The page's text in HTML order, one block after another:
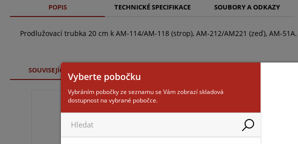
POPIS TECHNICKÉ SPECIFIKACE SOUBORY A ODKAZY
Prodlužovací trubka 20 cm k AM-114/AM-118 (strop), AM-212/AM221 (zeď), AM-51A.
SOUVISEJÍCÍ ZBOŽÍ
AM-114
Vyberte pobočku
Vybráním pobočky ze seznamu se Vám zobrazí skladová
dostupnost na vybrané pobočce.